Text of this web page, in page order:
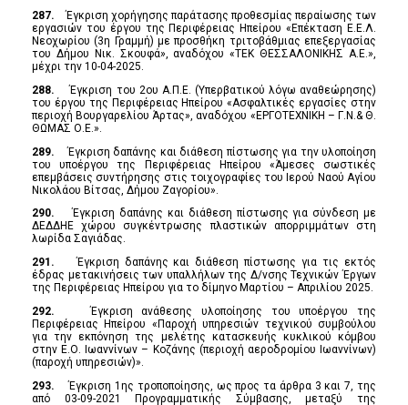
287.Έγκριση χορήγησης παράτασης προθεσμίας περαίωσης των
εργασιών του έργου της Περιφέρειας Ηπείρου «Επέκταση Ε.Ε.Λ.
Νεοχωρίου (3η Γραμμή) με προσθήκη τριτοβάθμιας επεξεργασίας
του Δήμου Νικ. Σκουφά», αναδόχου «ΤΕΚ ΘΕΣΣΑΛΟΝΙΚΗΣ Α.Ε.»,
μέχρι την 10-04-2025.
288.Έγκριση του 2ου Α.Π.Ε. (Υπερβατικού λόγω αναθεώρησης)
του έργου της Περιφέρειας Ηπείρου «Ασφαλτικές εργασίες στην
περιοχή Βουργαρελίου Άρτας», αναδόχου «ΕΡΓΟΤΕΧΝΙΚΗ – Γ.Ν.& Θ.
ΘΩΜΑΣ Ο.Ε.».
289.Έγκριση δαπάνης και διάθεση πίστωσης για την υλοποίηση
του υποέργου της Περιφέρειας Ηπείρου «Άμεσες σωστικές
επεμβάσεις συντήρησης στις τοιχογραφίες του Ιερού Ναού Αγίου
Νικολάου Βίτσας, Δήμου Ζαγορίου».
290.Έγκριση δαπάνης και διάθεση πίστωσης για σύνδεση με
ΔΕΔΔΗΕ χώρου συγκέντρωσης πλαστικών απορριμμάτων στη
λωρίδα Σαγιάδας.
291.Έγκριση δαπάνης και διάθεση πίστωσης για τις εκτός
έδρας μετακινήσεις των υπαλλήλων της Δ/νσης Τεχνικών Έργων
της Περιφέρειας Ηπείρου για το δίμηνο Μαρτίου – Απριλίου 2025.
292.Έγκριση ανάθεσης υλοποίησης του υποέργου της
Περιφέρειας Ηπείρου «Παροχή υπηρεσιών τεχνικού συμβούλου
για την εκπόνηση της μελέτης κατασκευής κυκλικού κόμβου
στην Ε.Ο. Ιωαννίνων – Κοζάνης (περιοχή αεροδρομίου Ιωαννίνων)
(παροχή υπηρεσιών)».
293.Έγκριση 1ης τροποποίησης, ως προς τα άρθρα 3 και 7, της
από 03-09-2021 Προγραμματικής Σύμβασης, μεταξύ της